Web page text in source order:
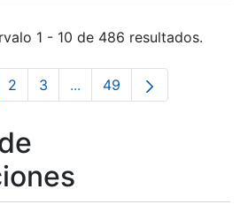
1 - 10 de 486 resultados.
Página
2 Página
3 ...Páginas intermedias Use
Página
49